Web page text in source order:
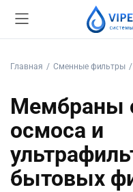
Главная Сменные фильтры
Мембраны
осмоса и
бытовых